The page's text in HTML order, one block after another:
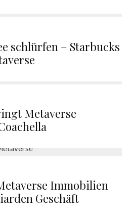
schlürfen – Starbucks
Metaverse
Immobilien
Geschäft